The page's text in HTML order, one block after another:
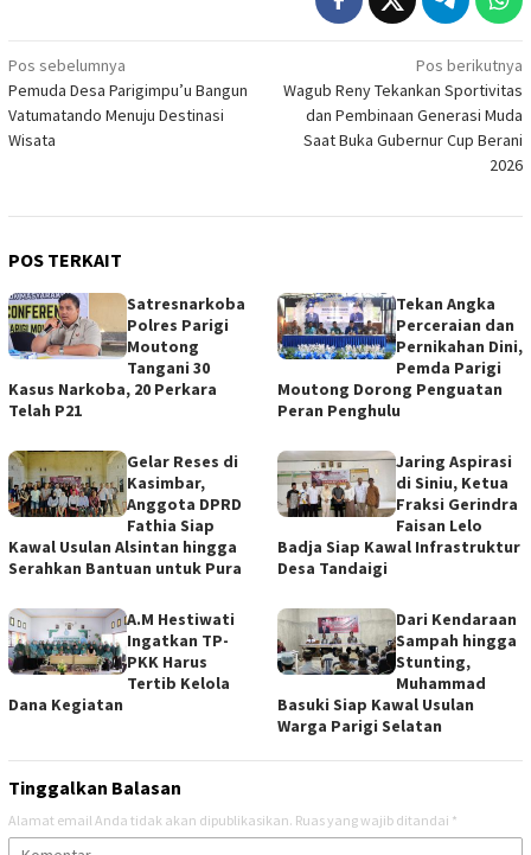
Navigasi
pos
Pos sebelumnya
Pemuda Desa Parigimpu’u Bangun
Vatumatando Menuju Destinasi
Wisata
Pos berikutnya
Wagub Reny Tekankan Sportivitas
dan Pembinaan Generasi Muda
Saat Buka Gubernur Cup Berani
2026
POS TERKAIT
Satresnarkoba
Polres Parigi
Moutong
Tangani 30
Kasus Narkoba, 20 Perkara
Telah P21
Tekan Angka
Perceraian dan
Pernikahan Dini,
Pemda Parigi
Moutong Dorong Penguatan
Peran Penghulu
Gelar Reses di
Kasimbar,
Anggota DPRD
Fathia Siap
Kawal Usulan Alsintan hingga
Serahkan Bantuan untuk Pura
Jaring Aspirasi
di Siniu, Ketua
Fraksi Gerindra
Faisan Lelo
Badja Siap Kawal Infrastruktur
Desa Tandaigi
A.M Hestiwati
Ingatkan TP-
PKK Harus
Tertib Kelola
Dana Kegiatan
Dari Kendaraan
Sampah hingga
Stunting,
Muhammad
Basuki Siap Kawal Usulan
Warga Parigi Selatan
Tinggalkan Balasan
Alamat email Anda tidak akan dipublikasikan. Ruas yang wajib ditandai *